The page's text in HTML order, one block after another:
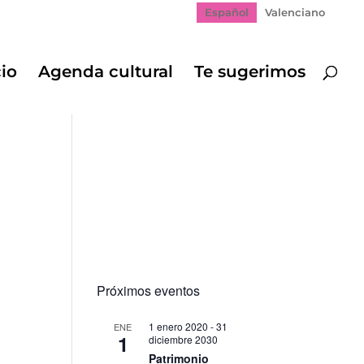
Español Valenciano
Agenda cultural Te sugerimos
Próximos eventos
ENE
1
1 enero 2020 -31
diciembre 2030
Patrimonio